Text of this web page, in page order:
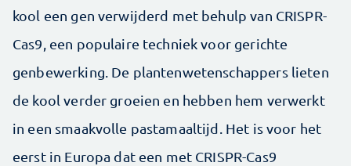
kool een gen verwijderd met behulp van CRISPR-
Cas9, een populaire techniek voor gerichte
genbewerking. De plantenwetenschappers lieten
de kool verder groeien en hebben hem verwerkt
in een smaakvolle pastamaaltijd. Het is voor het
eerst in Europa dat een met CRISPR-Cas9